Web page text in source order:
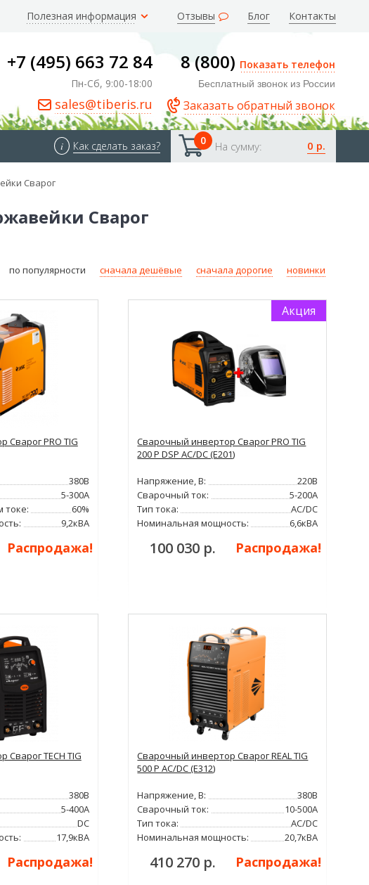
Полезная информация Отзывы Блог Контакты
+7 (495) 663 72 84
Пн-Сб, 9:00-18:00
sales@tiberis.ru
8 (800) Показать телефон
Бесплатный звонок из России
Заказать обратный звонок
0 На сумму: 0 р.
i Как сделать заказ?
Сварог
Сварог
по популярности сначала дешёвые сначала дорогие новинки
Сварог PRO TIG
380В
5-300А
токе:
60%
9,2кВА
Распродажа!
Акция
Сварочный инвертор Сварог PRO TIG
200 P DSP AC/DC (E201)
Напряжение, В:
220В
Сварочный ток:
5-200А
Тип тока:
AC/DC
Номинальная мощность:
6,6кВА
100 030 р. Распродажа!
TECH TIG
380В
5-400А
DC
17,9кВА
Распродажа!
Сварочный инвертор Сварог REAL TIG
500 P AC/DC (E312)
Напряжение, В:
380В
Сварочный ток:
10-500А
Тип тока:
AC/DC
Номинальная мощность:
20,7кВА
410 270 р. Распродажа!